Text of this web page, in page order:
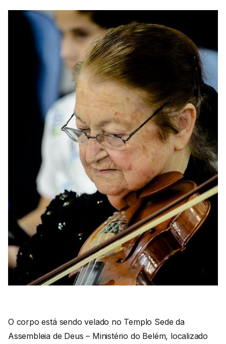
O corpo está sendo velado no Templo Sede da
Assembleia de Deus – Ministério do Belém, localizado